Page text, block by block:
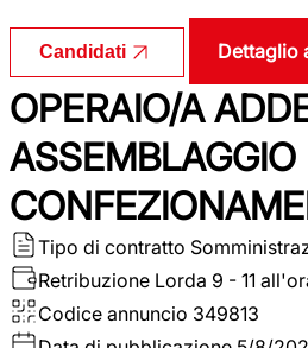
Candidati Dettaglio
OPERAIO/A
ASSEMBLAGGIO
Tipo di contratto
Retribuzione Lorda 9 - 11
Codice annuncio 349813